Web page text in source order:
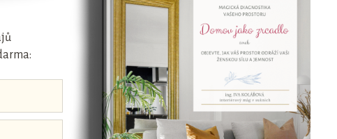
i profesním rozvoji. Uvidíte praktické tipy, které jsou
minimum a jsou rychle uskutečnitelné.
Když nebudete čekat zázrak přes noc a vytrváte, dostanete,
nebo o čem zatím jen sníte. A věřte, že toho bude i víc.